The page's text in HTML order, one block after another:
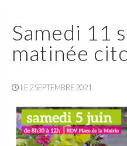
Samedi 11
matinée
LE 2 SEPTEMBRE 2021